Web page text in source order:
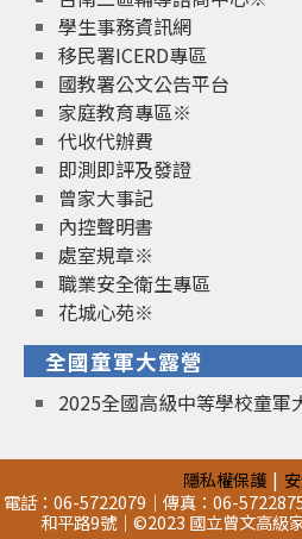
學生事務資訊網
移民署ICERD專區
國教署公文公告平台
家庭教育專區※
代收代辦費
即測即評及發證
曾家大事記
內控聲明書
處室規章※
職業安全衛生專區
花城心苑※
全國童軍大露營
2025全國高級中等學校童軍
隱私權保護
電話：06-5722079｜傳真：06-
和平路9號｜©2023 國立曾文高級